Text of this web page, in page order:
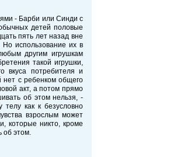
- Барби или Синди с
детей половые
пять лет назад вне
использование их в
другим игрушкам
такой игрушки,
вкуса потребителя и
нет с ребенком общего
акт, а потом прямо
об этом нельзя, -
как к безусловно
взрослым может
которые никто, кроме
об этом.